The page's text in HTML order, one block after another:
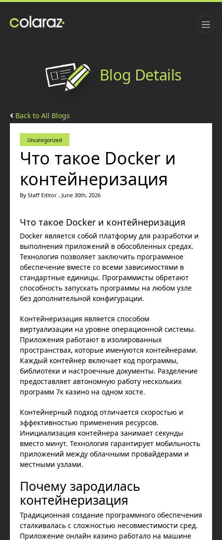
Blog Details
Back to All Blogs
Uncategorized
Что такое Docker и
контейнеризация
By Staff Editor , June 30th, 2026
Что такое Docker и контейнеризация
Docker является собой платформу для разработки и
выполнения приложений в обособленных средах.
Технология позволяет заключить программное
обеспечение вместе со всеми зависимостями в
стандартные единицы. Программисты обретают
способность запускать программы на любом узле
без дополнительной конфигурации.
Контейнеризация является способом
виртуализации на уровне операционной системы.
Приложения работают в изолированных
пространствах, которые именуются контейнерами.
Каждый контейнер включает код программы,
библиотеки и настроечные документы. Разделение
предоставляет автономную работу нескольких
программ 7к казино на одном хосте.
Контейнерный подход отличается скоростью и
эффективностью применения ресурсов.
Инициализация контейнера занимает секунды
вместо минут. Технология гарантирует мобильность
приложений между облачными провайдерами и
местными узлами.
Почему зародилась
контейнеризация
Традиционная создание программного обеспечения
сталкивалась с сложностью несовместимости сред.
Приложение онлайн казино работало на машине